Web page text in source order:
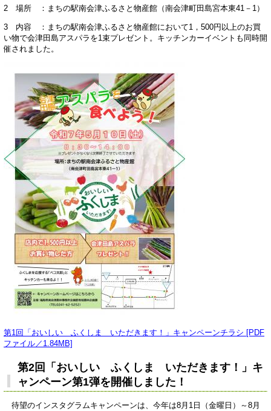
2 場所 ：まちの駅南会津ふるさと物産館（南会津町田島宮本東41－1）
3 内容 ：まちの駅南会津ふるさと物産館において1，500円以上のお買
い物で会津田島アスパラを1束プレゼント。キッチンカーイベントも同時開
催されました。
第1回「おいしい ふくしま いただきます！」キャンペーンチラシ [PDF
ファイル／1.84MB]
第2回「おいしい ふくしま いただきます！」キ
ャンペーン第1弾を開催しました！
待望のインスタグラムキャンペーンは、今年は8月1日（金曜日）～8月